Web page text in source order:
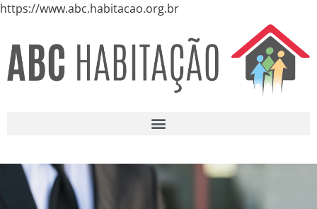
https://www.abc.habitacao.org.br